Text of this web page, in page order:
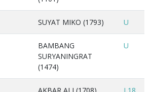
SUYAT MIKO (1793) U
BAMBANG
SURYANINGRAT
(1474)
U